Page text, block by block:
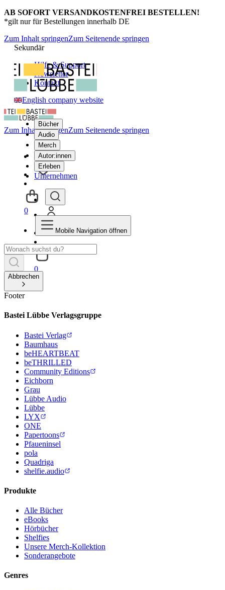
AB SOFORT VERSANDKOSTENFREI BESTELLEN!
*gilt nur für Bestellungen innerhalb DE
Zum Inhalt springenZum Seitenende springen
Sekundär
Hilfe & Support
Newsletter
Kontakt
English company website
Bücher
Audio
Merch
Autor:innen
Erleben
Unternehmen
0
Zum Inhalt springenZum Seitenende springen
0
Mobile Navigation öffnen
Abbrechen
Footer
Bastei Lübbe Verlagsgruppe
Bastei Verlag
Baumhaus
beHEARTBEAT
beTHRILLED
Community Editions
Eichborn
Grau
Lübbe Audio
Lübbe
LYX
ONE
Papertoons
Pfaueninsel
pola
Quadriga
shelfie.audio
Produkte
Alle Bücher
eBooks
Hörbücher
Shelfies
Unsere Merch-Kollektion
Sonderangebote
Genres